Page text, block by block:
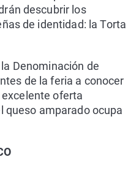
descubrir los
de identidad: la Torta
Denominación de
de la feria a conocer
oferta
queso amparado ocupa